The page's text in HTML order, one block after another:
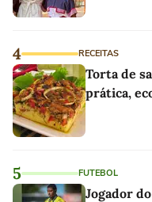
4 RECEITAS
Torta de
prática,
5 FUTEBOL
Jogador